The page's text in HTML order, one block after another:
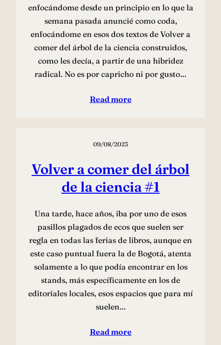
enfocándome desde un principio en lo que la
semana pasada anuncié como coda,
enfocándome en esos dos textos de Volver a
comer del árbol de la ciencia construidos,
como les decía, a partir de una hibridez
radical. No es por capricho ni por gusto…
Read more
09/08/2023
Volver a comer del árbol
de la ciencia #1
Una tarde, hace años, iba por uno de esos
pasillos plagados de ecos que suelen ser
regla en todas las ferias de libros, aunque en
este caso puntual fuera la de Bogotá, atenta
solamente a lo que podía encontrar en los
stands, más específicamente en los de
editoriales locales, esos espacios que para mí
suelen…
Read more